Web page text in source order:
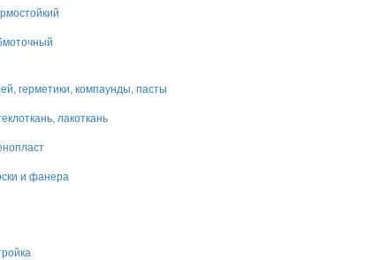
герметики, компаунды, пасты
лакоткань
и фанера